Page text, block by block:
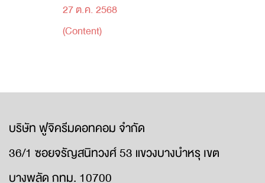
27 ต.ค. 2568
(Content)
บริษัท ฟูจิครีมดอทคอม จำกัด
36/1 ซอยจรัญสนิทวงศ์ 53 แขวงบางบำหรุ เขต
บางพลัด กทม. 10700